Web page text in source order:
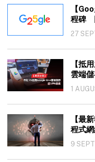
【
程碑
27
【抵
雲端
1
【最
程式
標
9